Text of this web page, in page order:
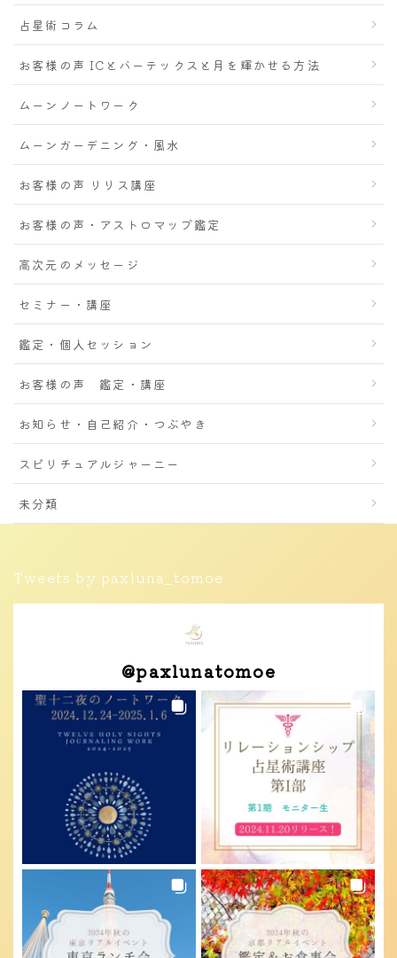
占星術コラム
お客様の声 ICとバーテックスと月を輝かせる方法
ムーンノートワーク
ムーンガーデニング・風水
お客様の声 リリス講座
お客様の声・アストロマップ鑑定
高次元のメッセージ
セミナー・講座
鑑定・個人セッション
お客様の声 鑑定・講座
お知らせ・自己紹介・つぶやき
スピリチュアルジャーニー
未分類
Tweets by paxluna_tomoe
@paxlunatomoe